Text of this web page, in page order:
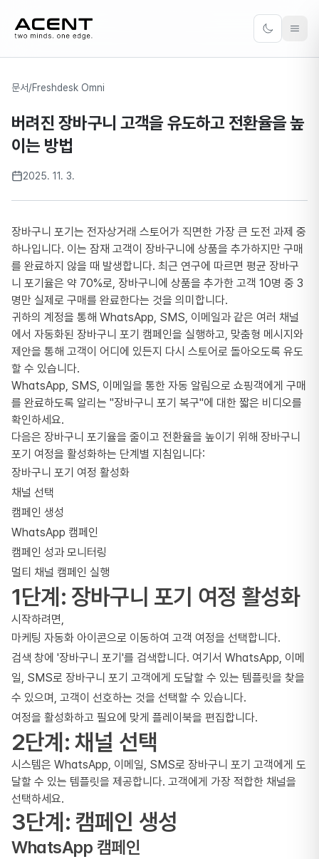
ACENT
Toggle
문서/Freshdesk Omni
버려진 장바구니 고객을 유도하고 전환율을 높
이는 방법
2025. 11. 3.
장바구니 포기는 전자상거래 스토어가 직면한 가장 큰 도전 과제 중
하나입니다. 이는 잠재 고객이 장바구니에 상품을 추가하지만 구매
를 완료하지 않을 때 발생합니다. 최근 연구에 따르면 평균 장바구
니 포기율은 약 70%로, 장바구니에 상품을 추가한 고객 10명 중 3
명만 실제로 구매를 완료한다는 것을 의미합니다.
귀하의 계정을 통해 WhatsApp, SMS, 이메일과 같은 여러 채널
에서 자동화된 장바구니 포기 캠페인을 실행하고, 맞춤형 메시지와
제안을 통해 고객이 어디에 있든지 다시 스토어로 돌아오도록 유도
할 수 있습니다.
WhatsApp, SMS, 이메일을 통한 자동 알림으로 쇼핑객에게 구매
를 완료하도록 알리는 "장바구니 포기 복구"에 대한 짧은 비디오를
확인하세요.
다음은 장바구니 포기율을 줄이고 전환율을 높이기 위해 장바구니
포기 여정을 활성화하는 단계별 지침입니다:
장바구니 포기 여정 활성화
채널 선택
캠페인 생성
WhatsApp 캠페인
캠페인 성과 모니터링
멀티 채널 캠페인 실행
1단계: 장바구니 포기 여정 활성화
시작하려면,
마케팅 자동화 아이콘으로 이동하여 고객 여정을 선택합니다.
검색 창에 '장바구니 포기'를 검색합니다. 여기서 WhatsApp, 이메
일, SMS로 장바구니 포기 고객에게 도달할 수 있는 템플릿을 찾을
수 있으며, 고객이 선호하는 것을 선택할 수 있습니다.
여정을 활성화하고 필요에 맞게 플레이북을 편집합니다.
2단계: 채널 선택
시스템은 WhatsApp, 이메일, SMS로 장바구니 포기 고객에게 도
달할 수 있는 템플릿을 제공합니다. 고객에게 가장 적합한 채널을
선택하세요.
3단계: 캠페인 생성
WhatsApp 캠페인